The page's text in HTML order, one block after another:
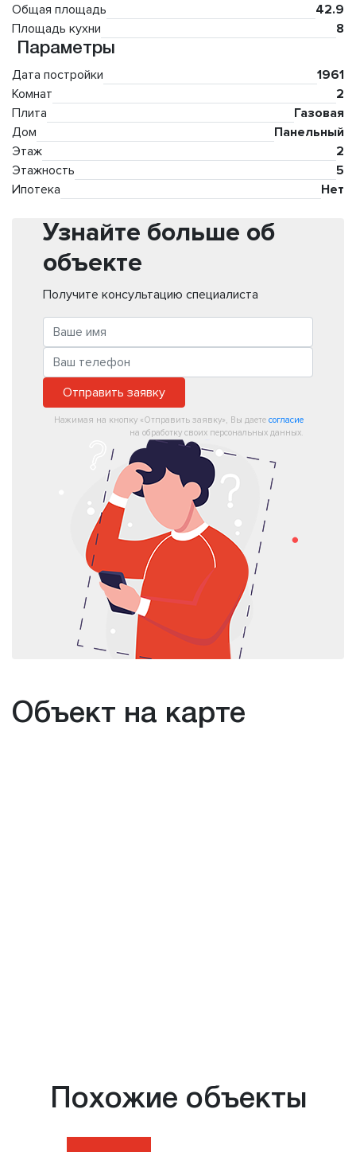
Общая площадь
42.9
Площадь кухни
8
Параметры
Дата постройки
1961
Комнат
2
Плита
Газовая
Дом
Панельный
Этаж
2
Этажность
5
Ипотека
Нет
Узнайте больше об
объекте
Получите консультацию специалиста
Отправить заявку
Нажимая на кнопку «Отправить заявку», Вы даете согласие
на обработку своих персональных данных.
Объект на карте
Похожие объекты